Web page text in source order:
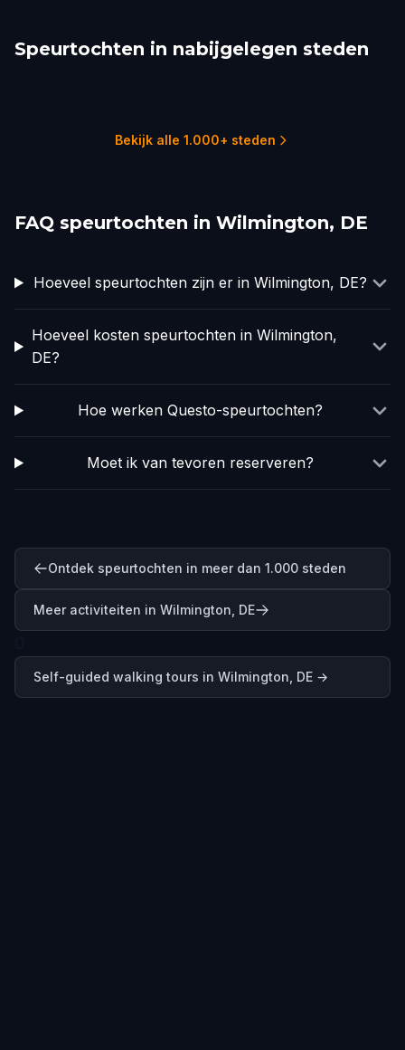
Speurtochten in nabijgelegen steden
Philadelphia Vineland
Bekijk alle 1.000+ steden
FAQ speurtochten in Wilmington, DE
Hoeveel speurtochten zijn er in Wilmington, DE?
Hoeveel kosten speurtochten in Wilmington,
DE?
Hoe werken Questo-speurtochten?
Moet ik van tevoren reserveren?
Ontdek speurtochten in meer dan 1.000 steden
Meer activiteiten in Wilmington, DE
Self-guided walking tours in Wilmington, DE →